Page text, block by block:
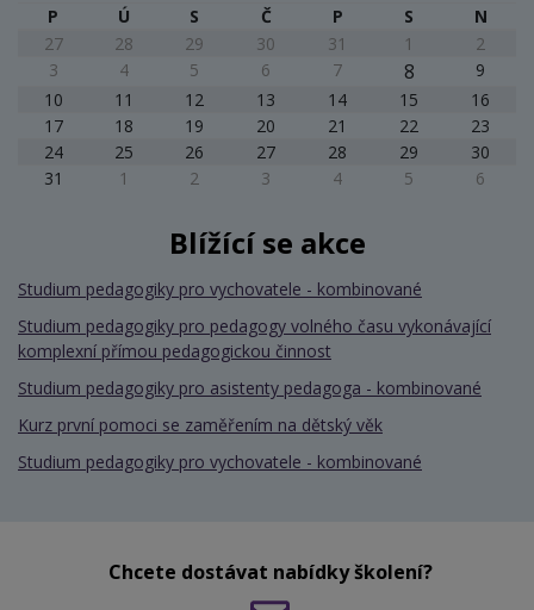
P
Ú S Č P S
N
27
28 29 30 31 1
2
3
4 5 6 7 8
9
10
11 12 13 14 15
16
17
18 19 20 21 22
23
24
25 26 27 28 29
30
31
1 2 3 4 5 6
Blížící se akce
Studium pedagogiky pro vychovatele - kombinované
Studium pedagogiky pro pedagogy volného času vykonávající
komplexní přímou pedagogickou činnost
Studium pedagogiky pro asistenty pedagoga - kombinované
Kurz první pomoci se zaměřením na dětský věk
Studium pedagogiky pro vychovatele - kombinované
Chcete dostávat nabídky školení?